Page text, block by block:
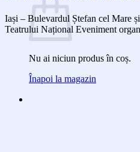
Nu ai niciun produs în coș.
Înapoi la magazin
Iași – Bulevardul Ștefan cel Mare
Teatrului Național Eveniment